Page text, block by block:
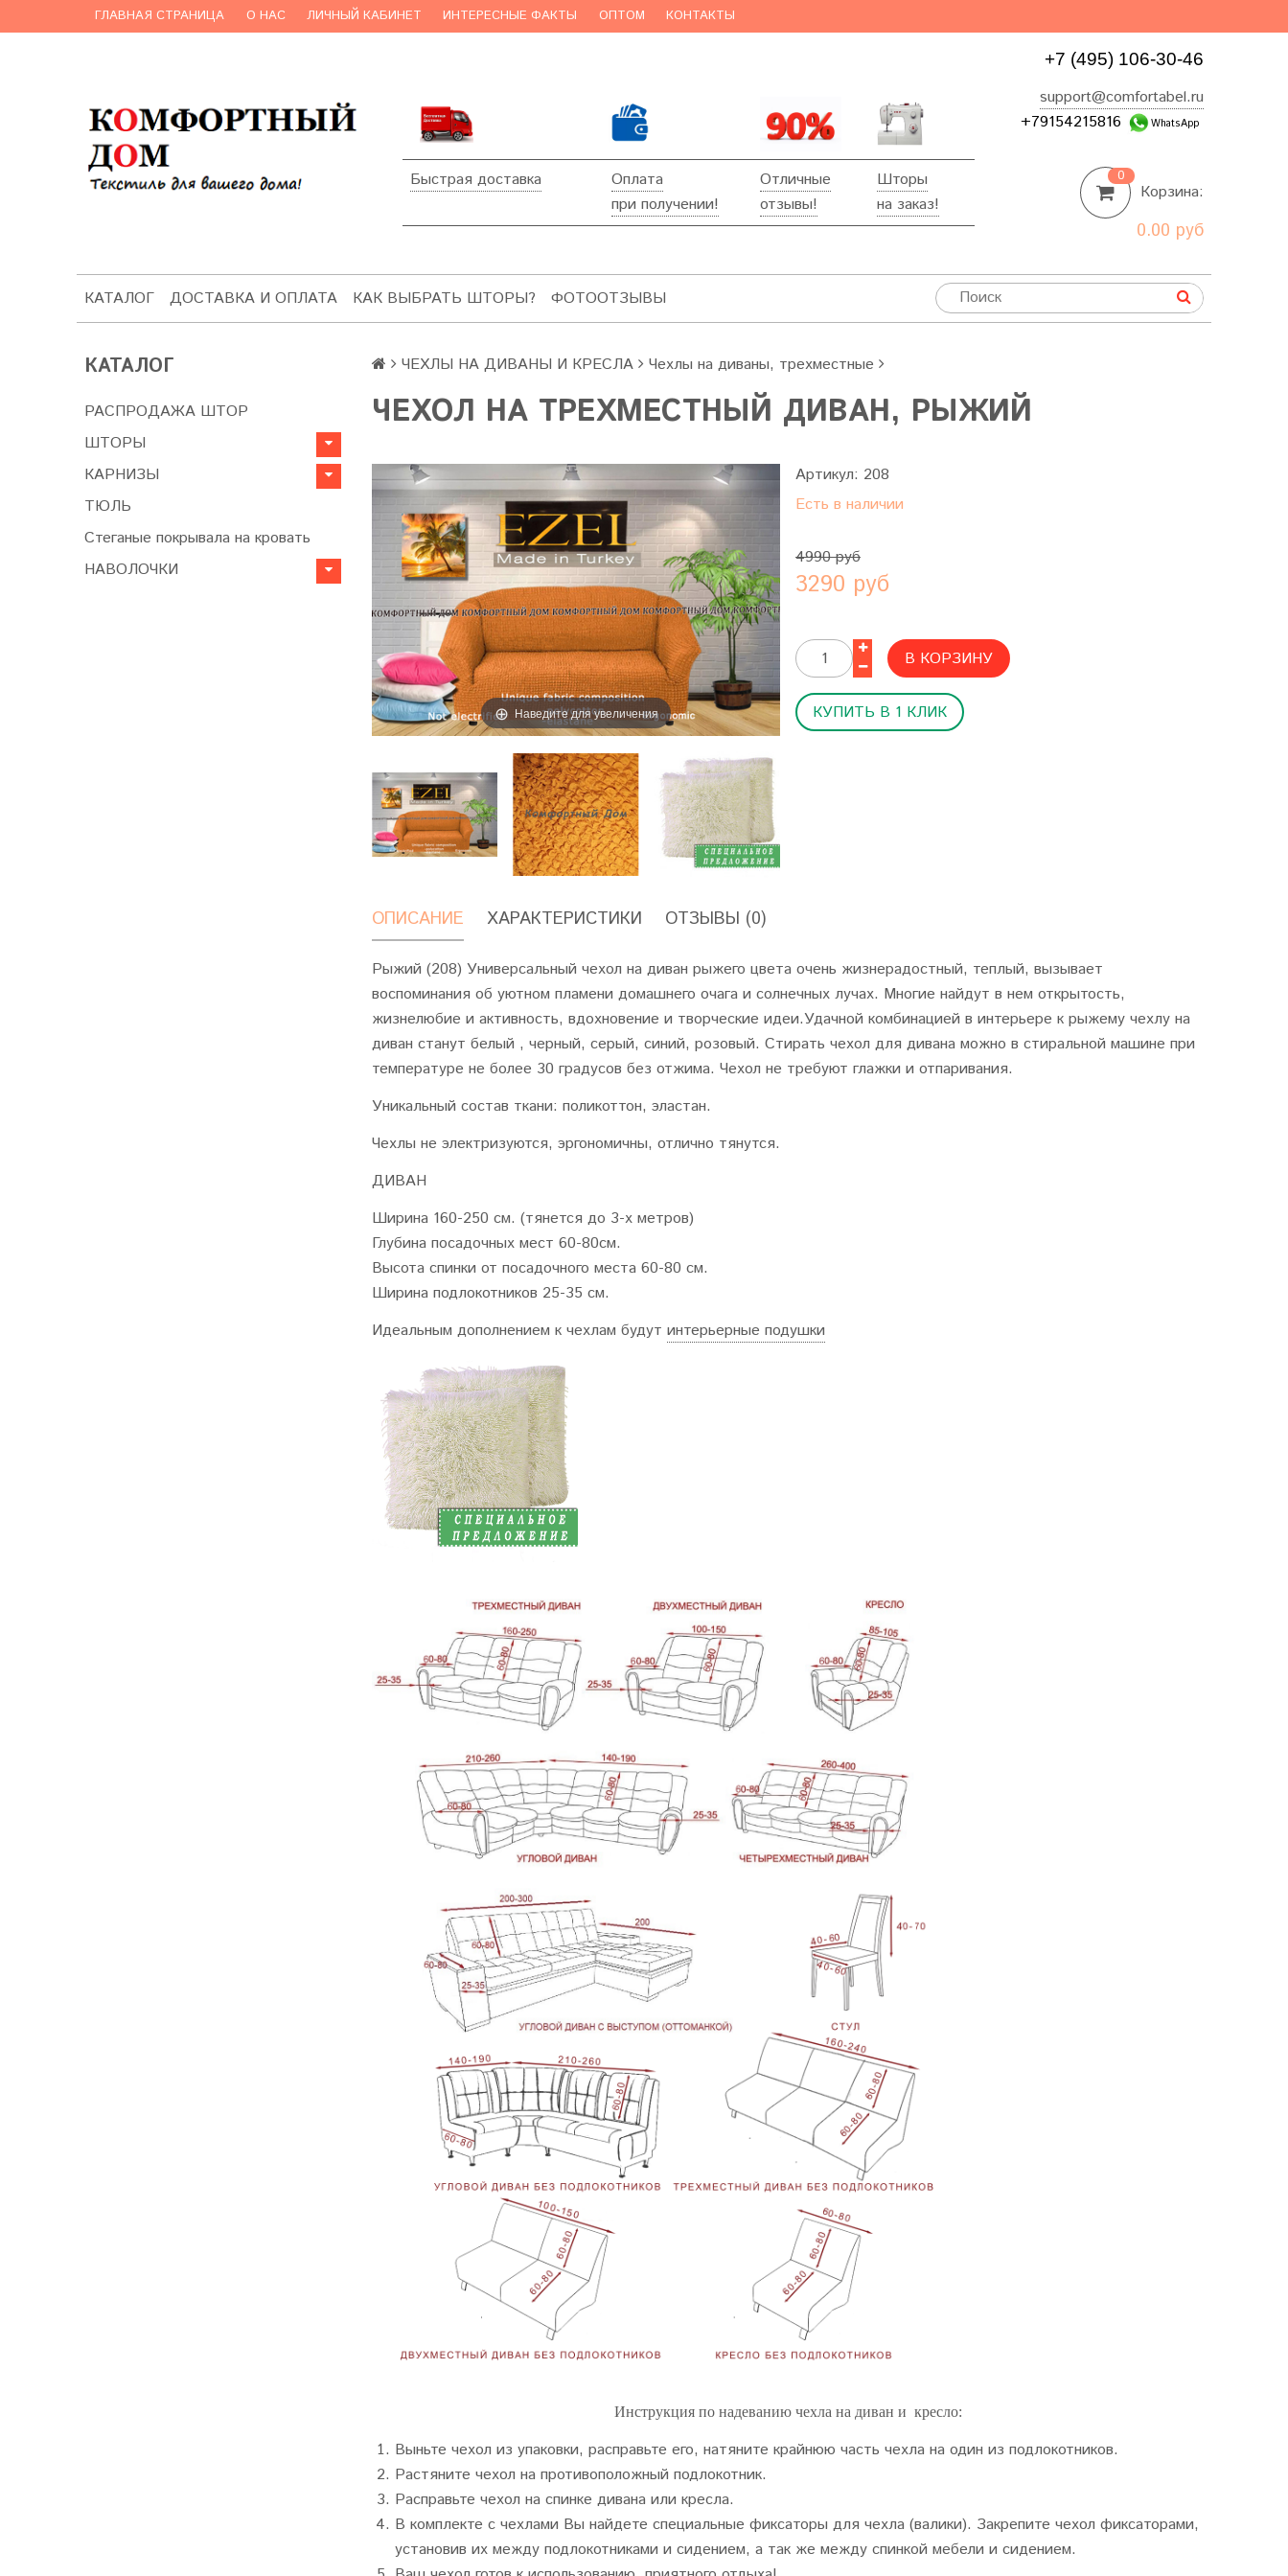
ГЛАВНАЯ СТРАНИЦА О НАС ЛИЧНЫЙ КАБИНЕТ ИНТЕРЕСНЫЕ ФАКТЫ ОПТОМ КОНТАКТЫ
Быстрая доставка
Оплата
при получении!
Отличные
отзывы!
Шторы
на заказ!
+7 (495) 106-30-46
support@comfortabel.ru
+79154215816
WhatsApp
0
Корзина:
0.00 руб
КАТАЛОГ ДОСТАВКА И ОПЛАТА КАК ВЫБРАТЬ ШТОРЫ? ФОТООТЗЫВЫ
КАТАЛОГ
РАСПРОДАЖА ШТОР
ШТОРЫ
КАРНИЗЫ
ТЮЛЬ
Стеганые покрывала на кровать
НАВОЛОЧКИ
ЧЕХЛЫ НА ДИВАНЫ И КРЕСЛА Чехлы на диваны, трехместные
ЧЕХОЛ НА ТРЕХМЕСТНЫЙ ДИВАН, РЫЖИЙ
Наведите для увеличения
Артикул: 208
Есть в наличии
4990 руб
3290 руб
В КОРЗИНУ
КУПИТЬ В 1 КЛИК
ОПИСАНИЕ ХАРАКТЕРИСТИКИ ОТЗЫВЫ (0)
Рыжий (208) Универсальный чехол на диван рыжего цвета очень жизнерадостный, теплый, вызывает
воспоминания об уютном пламени домашнего очага и солнечных лучах. Многие найдут в нем открытость,
жизнелюбие и активность, вдохновение и творческие идеи.Удачной комбинацией в интерьере к рыжему чехлу на
диван станут белый , черный, серый, синий, розовый. Стирать чехол для дивана можно в стиральной машине при
температуре не более 30 градусов без отжима. Чехол не требуют глажки и отпаривания.
Уникальный состав ткани: поликоттон, эластан.
Чехлы не электризуются, эргономичны, отлично тянутся.
ДИВАН
Ширина 160-250 см. (тянется до 3-х метров)
Глубина посадочных мест 60-80см.
Высота спинки от посадочного места 60-80 см.
Ширина подлокотников 25-35 см.
Идеальным дополнением к чехлам будут интерьерные подушки
Инструкция по надеванию чехла на диван и кресло:
Выньте чехол из упаковки, расправьте его, натяните крайнюю часть чехла на один из подлокотников.
Растяните чехол на противоположный подлокотник.
Расправьте чехол на спинке дивана или кресла.
В комплекте с чехлами Вы найдете специальные фиксаторы для чехла (валики). Закрепите чехол фиксаторами,
установив их между подлокотниками и сидением, а так же между спинкой мебели и сидением.